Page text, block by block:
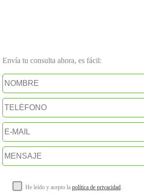
Envía tu consulta ahora, es fácil:
He leído y acepto la política de privacidad.